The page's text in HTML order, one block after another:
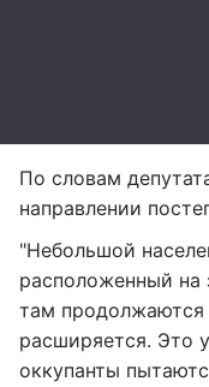
По словам
направлении
"Небольшой
расположенный на
там
расширяется. Это
оккупанты